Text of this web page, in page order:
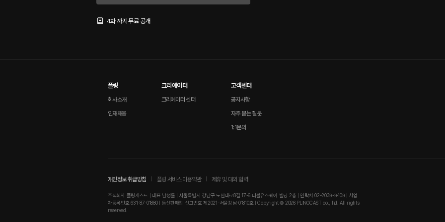
4화 까지 무료 공개
플링
회사소개
인재채용
크리에이터
크리에이터 센터
고객센터
공지사항
자주 묻는 질문
1:1문의
개인정보 취급방침 플링 서비스 이용약관 제휴 및 대외 협력
주식회사 플링캐스트 | 대표 남성률 | 서울특별시 강남구 도산대로8길 17-6 더블유스퀘어 빌딩 2층 | 연락처 02-2039-9409 | 사업
자등록번호 631-87-01880 | 통신판매업 신고번호 제2021-서울강남-01810호 | Copyright © 2026 PLINGCAST co., ltd. All rights
reserved.